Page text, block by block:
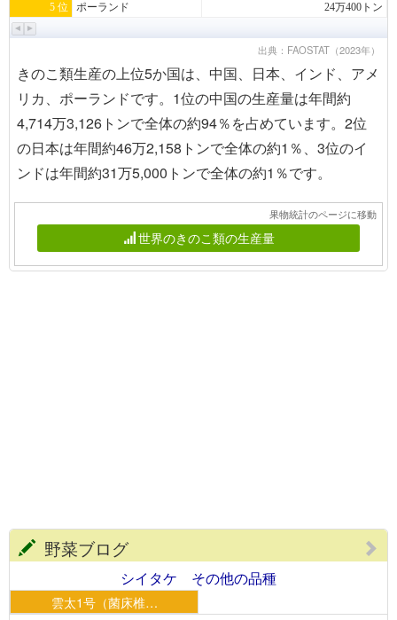
5 位
ポーランド 24万400トン
出典：FAOSTAT（2023年）
きのこ類生産の上位5か国は、中国、日本、インド、アメ
リカ、ポーランドです。1位の中国の生産量は年間約
4,714万3,126トンで全体の約94％を占めています。2位
の日本は年間約46万2,158トンで全体の約1％、3位のイ
ンドは年間約31万5,000トンで全体の約1％です。
果物統計のページに移動
世界のきのこ類の生産量
野菜ブログ
シイタケ その他の品種
雲太1号（菌床椎…